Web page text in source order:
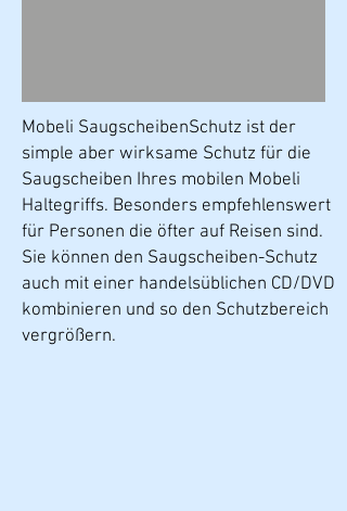
Mobeli SaugscheibenSchutz ist der
simple aber wirksame Schutz für die
Saugscheiben Ihres mobilen Mobeli
Haltegriffs. Besonders empfehlenswert
für Personen die öfter auf Reisen sind.
Sie können den Saugscheiben-Schutz
auch mit einer handelsüblichen CD/DVD
kombinieren und so den Schutzbereich
vergrößern.